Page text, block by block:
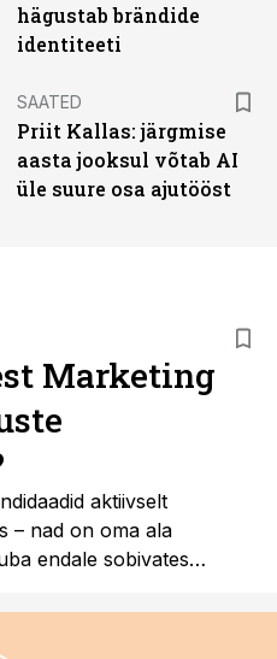
hägustab brändide
identiteeti
SAATED
Priit Kallas: järgmise
aasta jooksul võtab AI
üle suure osa ajutööst
Marketing
aktiivselt
– nad on oma ala
endale sobivates
jõuda nende
nad tegelikult tegutsevad